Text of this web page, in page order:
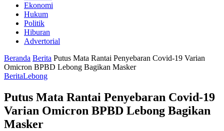
Ekonomi
Hukum
Politik
Hiburan
Advertorial
Beranda Berita Putus Mata Rantai Penyebaran Covid-19 Varian
Omicron BPBD Lebong Bagikan Masker
BeritaLebong
Putus Mata Rantai Penyebaran Covid-19
Varian Omicron BPBD Lebong Bagikan
Masker